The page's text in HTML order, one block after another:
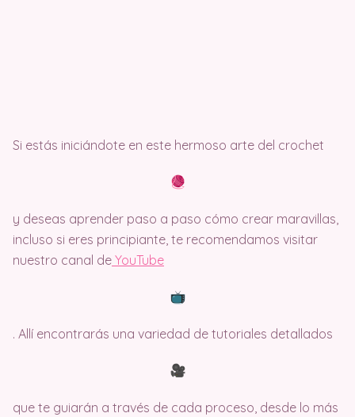
Si estás iniciándote en este hermoso arte del crochet
y deseas aprender paso a paso cómo crear maravillas,
incluso si eres principiante, te recomendamos visitar
nuestro canal de YouTube
. Allí encontrarás una variedad de tutoriales detallados
que te guiarán a través de cada proceso, desde lo más